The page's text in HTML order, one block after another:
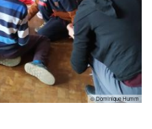
© Dominique Humm